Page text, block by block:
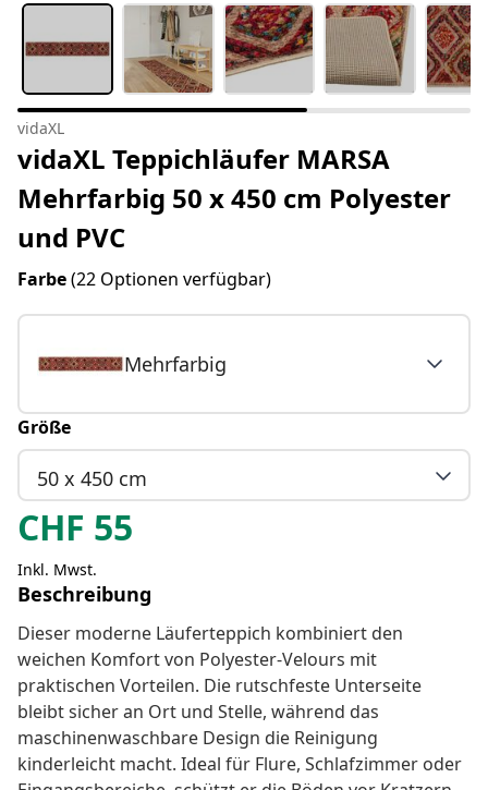
vidaXL
vidaXL Teppichläufer MARSA
Mehrfarbig 50 x 450 cm Polyester
und PVC
Farbe(22 Optionen verfügbar)
Mehrfarbig
Größe
50 x 450 cm
CHF 55
Inkl. Mwst.
Beschreibung
Dieser moderne Läuferteppich kombiniert den
weichen Komfort von Polyester-Velours mit
praktischen Vorteilen. Die rutschfeste Unterseite
bleibt sicher an Ort und Stelle, während das
maschinenwaschbare Design die Reinigung
kinderleicht macht. Ideal für Flure, Schlafzimmer oder